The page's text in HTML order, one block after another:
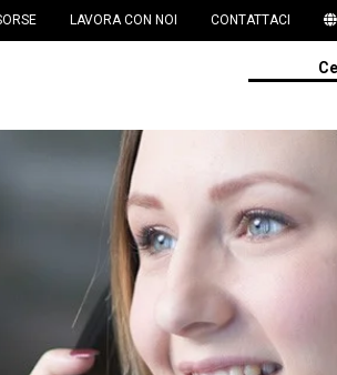
LAVORA CON NOI CONTATTACI